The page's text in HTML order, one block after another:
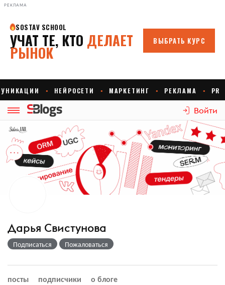
РЕКЛАМА
Войти
Дарья Свистунова
Подписаться Пожаловаться
посты подписчики о блоге